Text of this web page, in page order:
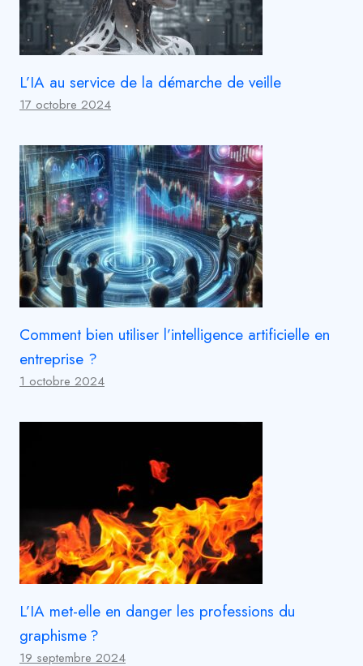
L’IA au service de la démarche de veille
17 octobre 2024
Comment bien utiliser l’intelligence artificielle en
entreprise ?
1 octobre 2024
L’IA met-elle en danger les professions du
graphisme ?
19 septembre 2024